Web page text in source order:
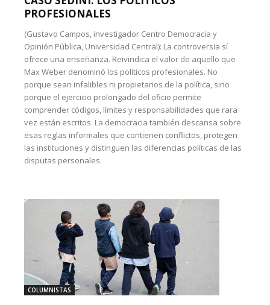
PROFESIONALES
(Gustavo Campos, investigador Centro Democracia y
Opinión Pública, Universidad Central): La controversia sí
ofrece una enseñanza. Reivindica el valor de aquello que
Max Weber denominó los políticos profesionales. No
porque sean infalibles ni propietarios de la política, sino
porque el ejercicio prolongado del oficio permite
comprender códigos, límites y responsabilidades que rara
vez están escritos. La democracia también descansa sobre
esas reglas informales que contienen conflictos, protegen
las instituciones y distinguen las diferencias políticas de las
disputas personales.
COLUMNISTAS